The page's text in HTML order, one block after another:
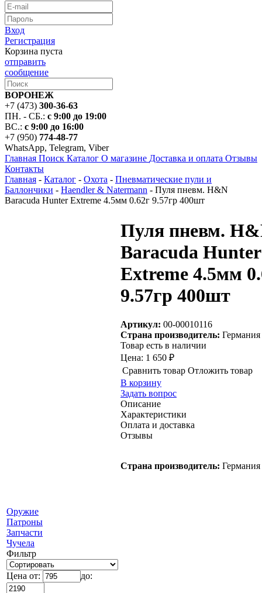
Вход
Регистрация
Корзина пуста
отправить
сообщение
ВОРОНЕЖ
+7 (473) 300-36-63
ПН. - СБ.: с 9:00 до 19:00
ВС.: с 9:00 до 16:00
+7 (950) 774-48-77
WhatsApp, Telegram, Viber
Главная Поиск Каталог О магазине Доставка и оплата Отзывы
Контакты
Главная - Каталог - Охота - Пневматические пули и
Баллончики - Haendler & Natermann - Пуля пневм. H&N
Baracuda Hunter Extreme 4.5мм 0.62г 9.57гр 400шт
Оружие
Патроны
Запчасти
Чучела
Фильтр
Цена от: до:
Пуля пневм.
Baracuda Hunter
Extreme 4.5мм
9.57гр 400шт
Артикул: 00-00010116
Страна производитель: Германия
Товар есть в наличии
Цена: 1 650 ₽
Сравнить товар Отложить товар
В корзину
Задать вопрос
Описание
Характеристики
Оплата и доставка
Отзывы
Страна производитель: Германия